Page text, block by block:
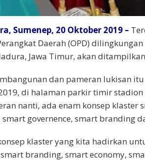
Sumenep, 20 Oktober 2019 –
Daerah (OPD)
Jawa Timur, akan
dan pameran lukisan
di halaman parkir timir stadion
nanti, ada enam konsep klaster
governence, smart branding
klaster yang kita hadirkan
smart branding, smart economy,